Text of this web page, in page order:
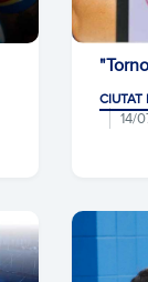
CIUTAT
14/